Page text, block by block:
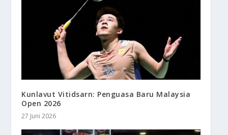
Kunlavut Vitidsarn: Penguasa Baru Malaysia
Open 2026
27 Juni 2026